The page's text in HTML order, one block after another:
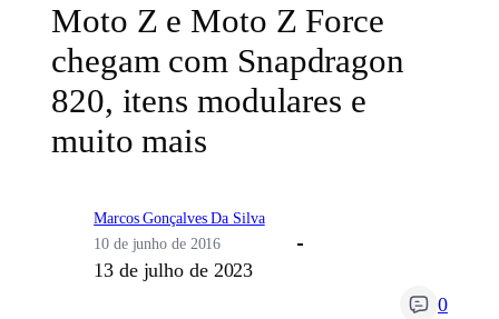
Moto Z e Moto Z Force
chegam com Snapdragon
820, itens modulares e
muito mais
Marcos Gonçalves Da Silva
10 de junho de 2016
13 de julho de 2023
0